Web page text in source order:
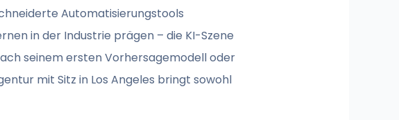
Automatisierungstools
in der Industrie prägen – die KI-Szene
seinem ersten Vorhersagemodell oder
mit Sitz in Los Angeles bringt sowohl